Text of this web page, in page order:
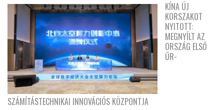
KÍNA ÚJ
KORSZAKOT
NYITOTT:
MEGNYÍLT AZ
ORSZÁG ELSŐ
ŰR-
SZÁMÍTÁSTECHNIKAI INNOVÁCIÓS KÖZPONTJA